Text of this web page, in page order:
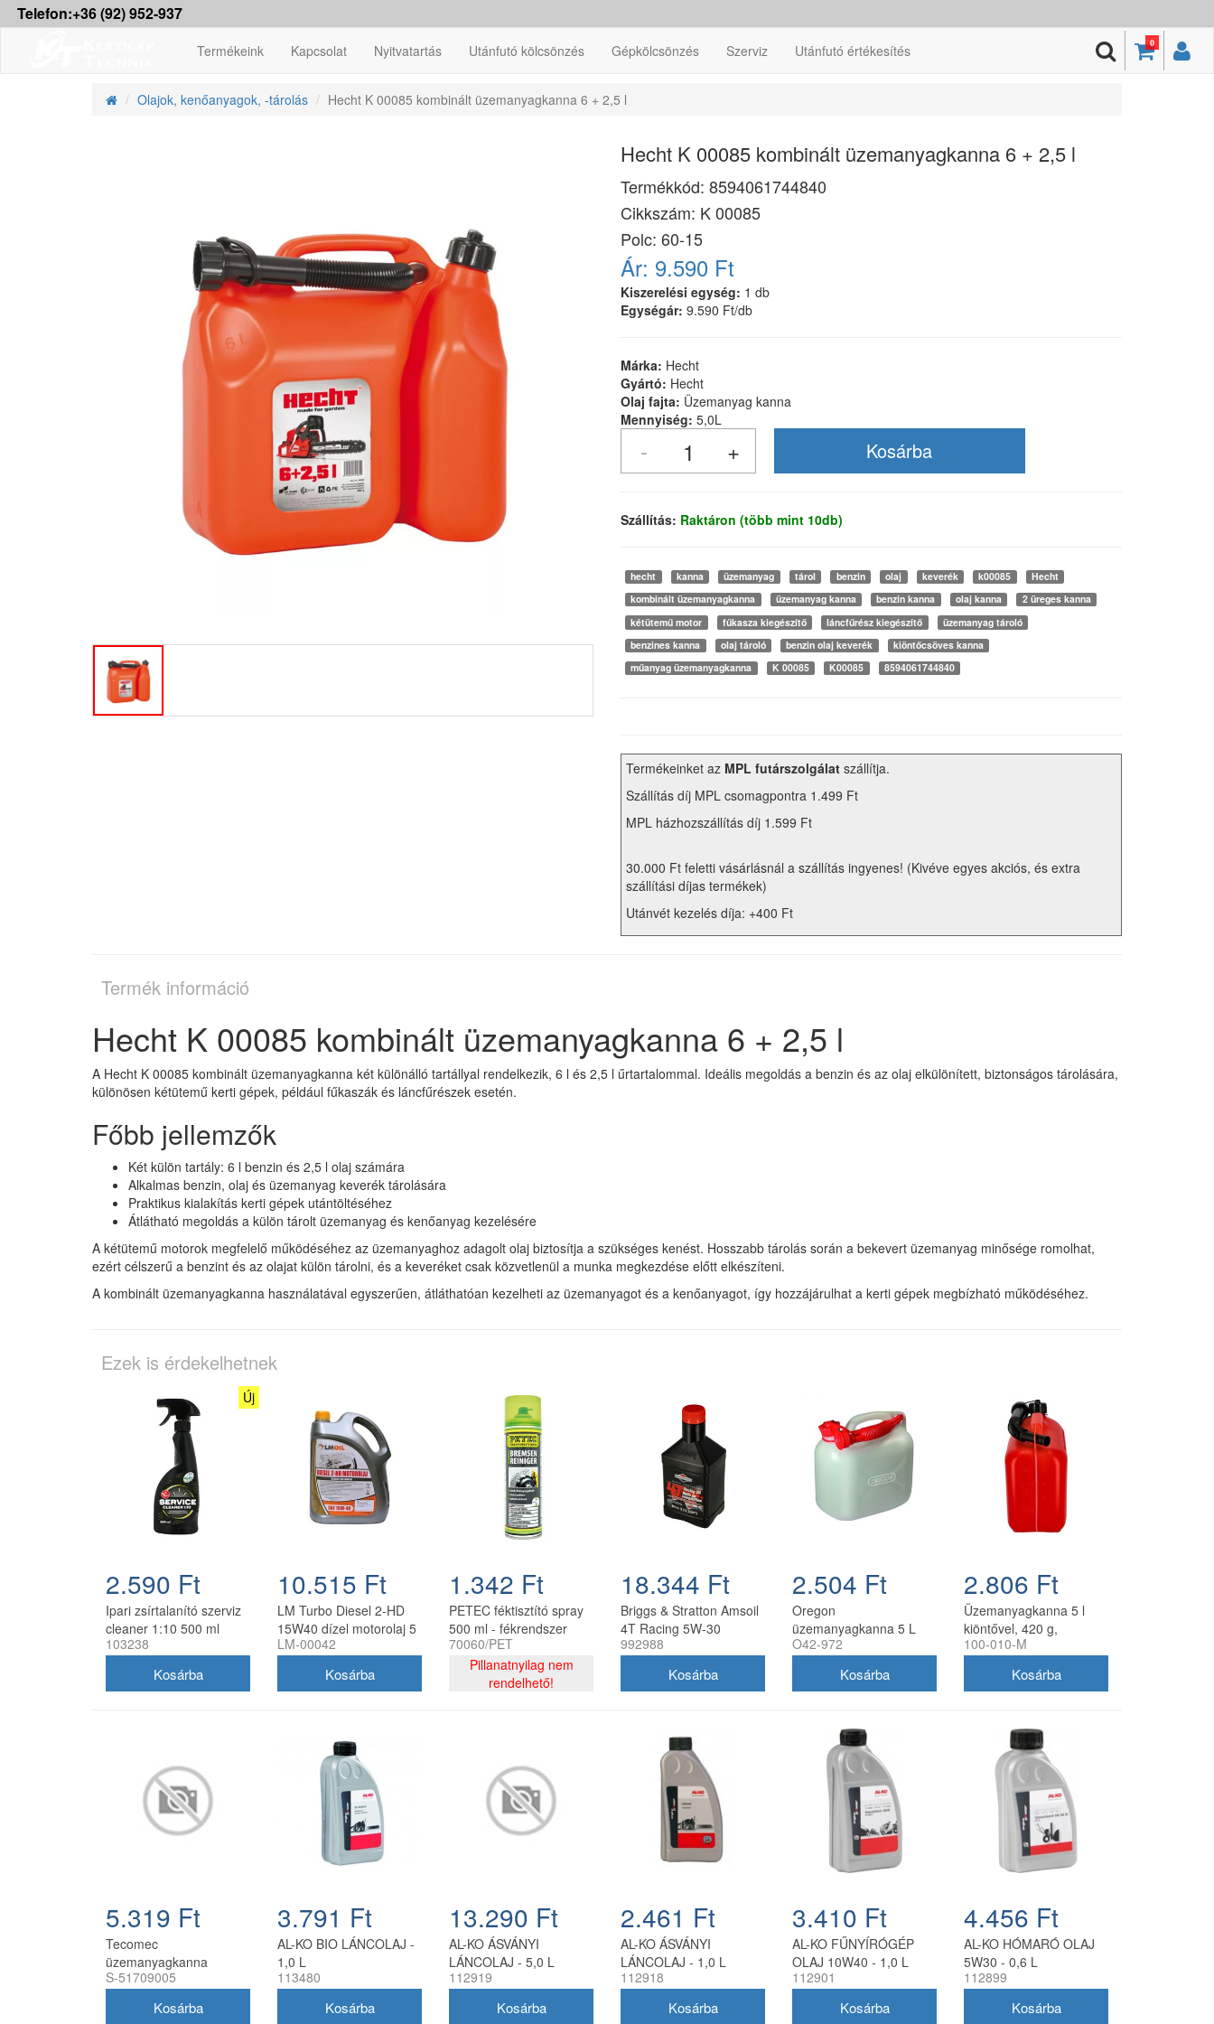
Telefon:+36 (92) 952-937
0
Termékeink Kapcsolat Nyitvatartás Utánfutó kölcsönzés Gépkölcsönzés Szerviz Utánfutó értékesítés
Olajok, kenőanyagok, -tárolás Hecht K 00085 kombinált üzemanyagkanna 6 + 2,5 l
Hecht K 00085 kombinált üzemanyagkanna 6 + 2,5 l
Termékkód: 8594061744840
Cikkszám: K 00085
Polc: 60-15
Ár: 9.590 Ft
Kiszerelési egység: 1 db
Egységár: 9.590 Ft/db
Márka: Hecht
Gyártó: Hecht
Olaj fajta: Üzemanyag kanna
Mennyiség: 5,0L
Szállítás: Raktáron (több mint 10db)
hecht kanna üzemanyag tárol benzin olaj keverék k00085
Hecht
kombinált üzemanyagkanna
üzemanyag kanna benzin kanna olaj kanna
2 üreges kanna
kétütemű motor
fűkasza kiegészítő láncfűrész kiegészítő
üzemanyag tároló
benzines kanna
olaj tároló benzin olaj keverék
kiöntőcsöves kanna
műanyag üzemanyagkanna
K 00085 K00085 8594061744840
Termékeinket az MPL futárszolgálat szállítja.
Szállítás díj MPL csomagpontra 1.499 Ft
MPL házhozszállítás díj 1.599 Ft
30.000 Ft feletti vásárlásnál a szállítás ingyenes! (Kivéve egyes akciós, és extra
szállítási díjas termékek)
Utánvét kezelés díja: +400 Ft
Termék információ
Hecht K 00085 kombinált üzemanyagkanna 6 + 2,5 l
A Hecht K 00085 kombinált üzemanyagkanna két különálló tartállyal rendelkezik, 6 l és 2,5 l űrtartalommal. Ideális megoldás a benzin és az olaj elkülönített, biztonságos tárolására,
különösen kétütemű kerti gépek, például fűkaszák és láncfűrészek esetén.
Főbb jellemzők
Két külön tartály: 6 l benzin és 2,5 l olaj számára
Alkalmas benzin, olaj és üzemanyag keverék tárolására
Praktikus kialakítás kerti gépek utántöltéséhez
Átlátható megoldás a külön tárolt üzemanyag és kenőanyag kezelésére
A kétütemű motorok megfelelő működéséhez az üzemanyaghoz adagolt olaj biztosítja a szükséges kenést. Hosszabb tárolás során a bekevert üzemanyag minősége romolhat,
ezért célszerű a benzint és az olajat külön tárolni, és a keveréket csak közvetlenül a munka megkezdése előtt elkészíteni.
A kombinált üzemanyagkanna használatával egyszerűen, átláthatóan kezelheti az üzemanyagot és a kenőanyagot, így hozzájárulhat a kerti gépek megbízható működéséhez.
Ezek is érdekelhetnek
Új
2.590 Ft
Ipari zsírtalanító szerviz
cleaner 1:10 500 ml
szórófejjel
103238
10.515 Ft
LM Turbo Diesel 2-HD
15W40 dízel motorolaj 5
liter
LM-00042
1.342 Ft
PETEC féktisztító spray
500 ml - fékrendszer
tisztító aeroszol
70060/PET
Pillanatnyilag nem
rendelhető!
18.344 Ft
Briggs & Stratton Amsoil
4T Racing 5W-30
szintetikus motorolaj
992988
2.504 Ft
Oregon
üzemanyagkanna 5 L
fehér, rugalmas
O42-972
2.806 Ft
Üzemanyagkanna 5 l
kiöntővel, 420 g,
utángyártott
100-010-M
5.319 Ft
Tecomec
üzemanyagkanna
kiöntőcső szelepes,
S-51709005
3.791 Ft
AL-KO BIO LÁNCOLAJ -
1,0 L
113480
13.290 Ft
AL-KO ÁSVÁNYI
LÁNCOLAJ - 5,0 L
112919
2.461 Ft
AL-KO ÁSVÁNYI
LÁNCOLAJ - 1,0 L
112918
3.410 Ft
AL-KO FŰNYÍRÓGÉP
OLAJ 10W40 - 1,0 L
112901
4.456 Ft
AL-KO HÓMARÓ OLAJ
5W30 - 0,6 L
112899